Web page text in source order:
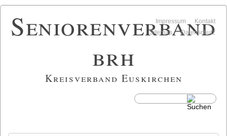
Seniorenverband
brh
Kreisverband Euskirchen
überspringen
Kontakt
Impressum
Datenschutz
Sitemap